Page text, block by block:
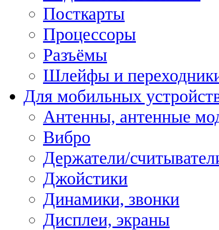
Посткарты
Процессоры
Разъёмы
Шлейфы и
Для мобильных
Антенны, антенные
Вибро
Держатели/
Джойстики
Динамики, звонки
Дисплеи, экраны